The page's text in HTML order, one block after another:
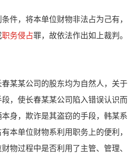
，将本单位财物非法占为己有，
职务侵占罪，故依法作出如上裁判。
某某公司的股东均为自然人，关于
，使长春某某公司陷入错误认识而
身，欺诈是其盗窃的手段，韩某系
本单位财物系利用职务上的便利，
物过程中是否利用了主管、管理、